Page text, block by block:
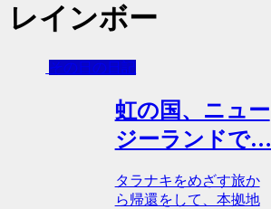
レインボー
その日の日記
虹の国、ニュー
ジーランドで…
タラナキをめざす旅か
ら帰還をして、本拠地